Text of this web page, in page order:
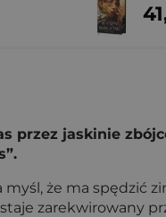
przez jaskinie
że ma spędzić
zarekwirowany